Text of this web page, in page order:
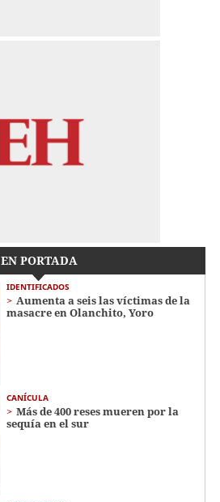
EN PORTADA
IDENTIFICADOS
Aumenta a seis las víctimas de la
masacre en Olanchito, Yoro
CANÍCULA
Más de 400 reses mueren por la
sequía en el sur